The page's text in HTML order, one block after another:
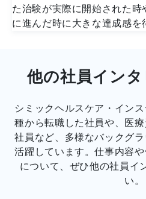
た治験が実際に開始された
に進んだ時に大きな達成感を
他の社員イン
シミックヘルスケア・イン
種から転職した社員や、医
社員など、多様なバックグ
活躍しています。仕事内容
について、ぜひ他の社員イ
い。